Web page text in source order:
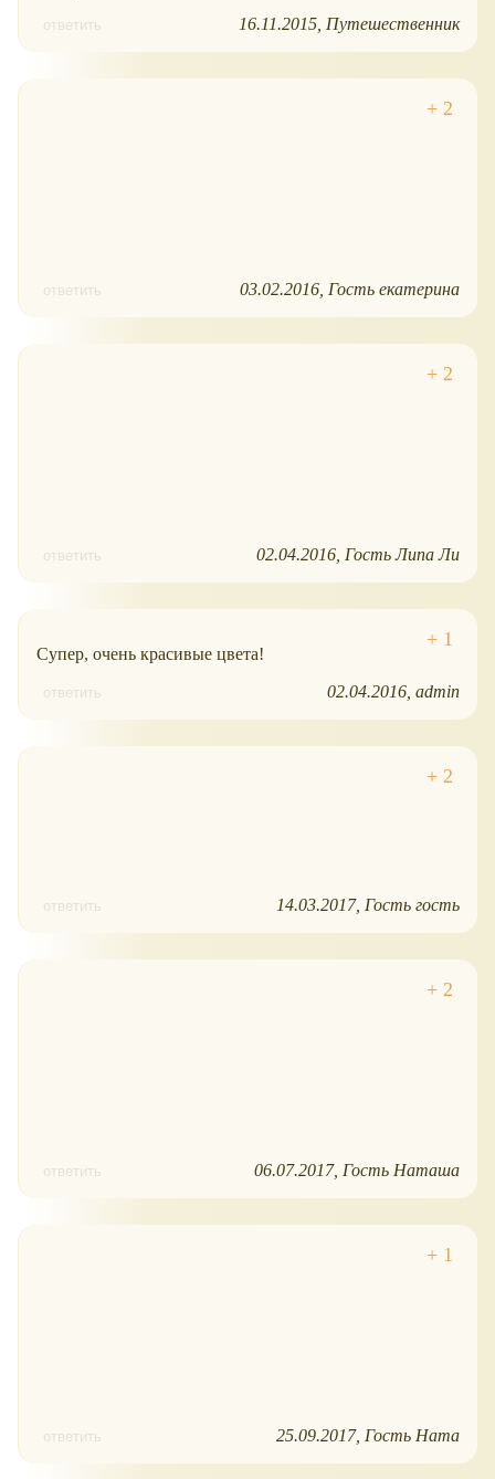
ответить 16.11.2015 Путешественник
ответить 03.02.2016 Гость екатерина
ответить 02.04.2016 Гость Липа Ли
Супер, очень красивые цвета!
ответить 02.04.2016 admin
ответить 14.03.2017 Гость гость
ответить 06.07.2017 Гость Наташа
ответить 25.09.2017 Гость Ната